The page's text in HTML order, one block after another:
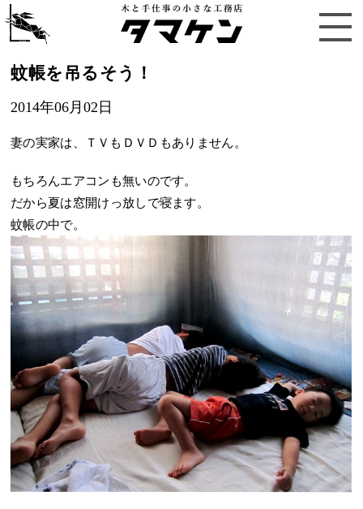
蚊帳を吊るそう！
2014年06月02日
妻の実家は、ＴＶもＤＶＤもありません。
もちろんエアコンも無いのです。
だから夏は窓開けっ放しで寝ます。
蚊帳の中で。